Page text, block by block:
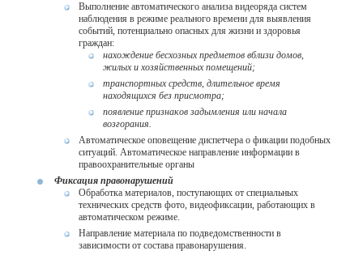
Выполнение автоматического анализа видеоряда систем
наблюдения в режиме реального времени для выявления
событий, потенциально опасных для жизни и здоровья
граждан:
нахождение бесхозных предметов вблизи домов,
жилых и хозяйственных помещений;
транспортных средств, длительное время
находящихся без присмотра;
появление признаков задымления или начала
возгорания.
Автоматическое оповещение диспетчера о фикации подобных
ситуаций. Автоматическое направление информации в
правоохранительные органы
Фиксация правонарушений
Обработка материалов, поступающих от специальных
технических средств фото, видеофиксации, работающих в
автоматическом режиме.
Направление материала по подведомственности в
зависимости от состава правонарушения.